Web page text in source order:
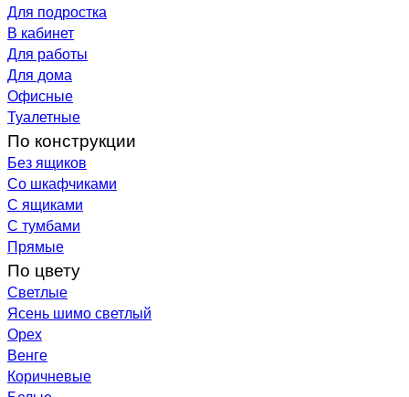
Для подростка
В кабинет
Для работы
Для дома
Офисные
Туалетные
По конструкции
Без ящиков
Со шкафчиками
С ящиками
С тумбами
Прямые
По цвету
Светлые
Ясень шимо светлый
Орех
Венге
Коричневые